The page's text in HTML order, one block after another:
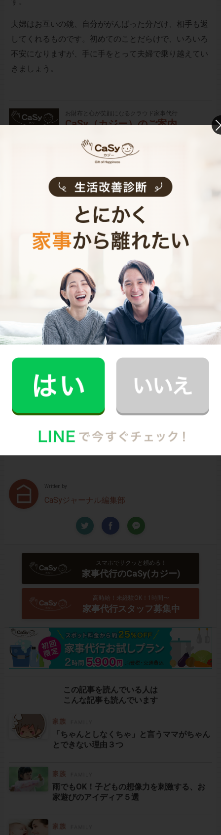
夫婦はお互いの鏡、自分ががんばった分だけ、相手も返
してくれるものです。初めてのことだらけで、いろいろ
不安になりますが、手に手をとって夫婦で乗り越えてい
きましょう。
お財布と心が笑顔になるクラウド家事代行
CaSy（カジー）のご案内
CaSyは、1時間2,790円(税込)からお使いいただけるカン
タン･便利･あんしんなお掃除代行･お料理代行サービスで
シンプルでお財布に優しい料金体系
スマホだけで24時間365日依頼可能
（電話･事前訪問なし）
スタッフ･お客様双方への本人確認で安全
万が一の物損も損害保険があるから安心（適応の範囲内）
初めての家事代行でどうお願いすればいいのか分からな
い…、どんなスタッフが来るのか不安…といった方のため
に、
2時間5,900円（税込･交通費込）のお試しプラン
もご
少しでも興味を持っていただけましたら、CaSyで家事代
Written by
CaSyジャーナル編集部
スマホでサクッと頼める！
家事代行のCaSy(カジー)
高時給！未経験OK！1時間〜
家事代行スタッフ募集中
この記事を読んでいる人は
こんな記事も読んでいます
「ちゃんとしなくちゃ」と言うママがちゃん
とできない理由３つ
雨でもOK！子どもの想像力を刺激する、お
家遊びのアイディア５選